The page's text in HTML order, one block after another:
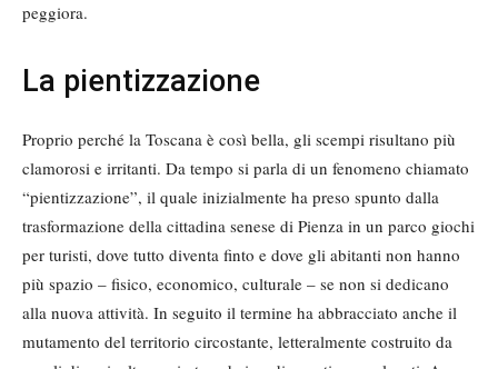
peggiora.
La pientizzazione
Proprio perché la Toscana è così bella, gli scempi risultano più
clamorosi e irritanti. Da tempo si parla di un fenomeno chiamato
“pientizzazione”, il quale inizialmente ha preso spunto dalla
trasformazione della cittadina senese di Pienza in un parco giochi
per turisti, dove tutto diventa finto e dove gli abitanti non hanno
più spazio – fisico, economico, culturale – se non si dedicano
alla nuova attività. In seguito il termine ha abbracciato anche il
mutamento del territorio circostante, letteralmente costruito da